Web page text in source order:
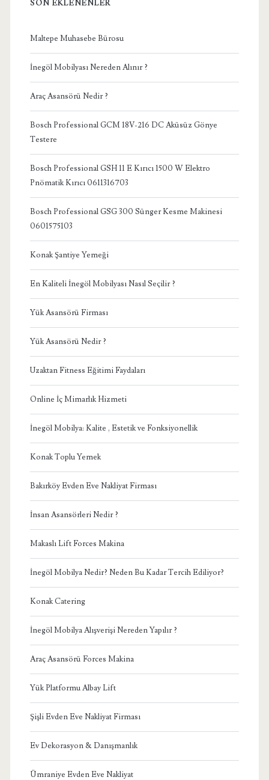
SON EKLENENLER
Maltepe Muhasebe Bürosu
İnegöl Mobilyası Nereden Alınır ?
Araç Asansörü Nedir ?
Bosch Professional GCM 18V-216 DC Aküsüz Gönye
Testere
Bosch Professional GSH 11 E Kırıcı 1500 W Elektro
Pnömatik Kırıcı 0611316703
Bosch Professional GSG 300 Sünger Kesme Makinesi
0601575103
Konak Şantiye Yemeği
En Kaliteli İnegöl Mobilyası Nasıl Seçilir ?
Yük Asansörü Firması
Yük Asansörü Nedir ?
Uzaktan Fitness Eğitimi Faydaları
Online İç Mimarlık Hizmeti
İnegöl Mobilya: Kalite , Estetik ve Fonksiyonellik
Konak Toplu Yemek
Bakırköy Evden Eve Nakliyat Firması
İnsan Asansörleri Nedir ?
Makaslı Lift Forces Makina
İnegöl Mobilya Nedir? Neden Bu Kadar Tercih Ediliyor?
Konak Catering
İnegöl Mobilya Alışverişi Nereden Yapılır ?
Araç Asansörü Forces Makina
Yük Platformu Albay Lift
Şişli Evden Eve Nakliyat Firması
Ev Dekorasyon & Danışmanlık
Ümraniye Evden Eve Nakliyat